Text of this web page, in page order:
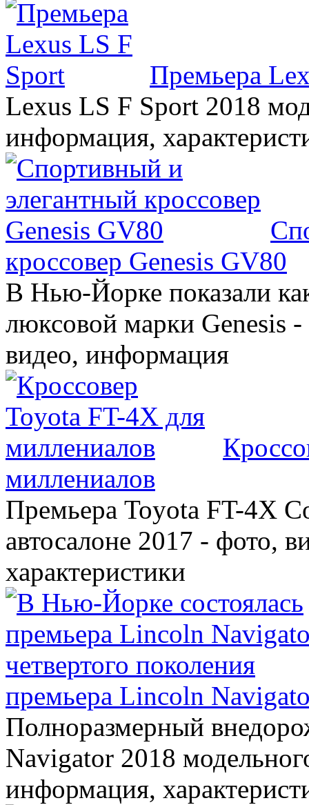
Премьера
Lexus LS F Sport 2018
информация,
кроссовер Genesis GV80
В Нью-Йорке показали
люксовой марки Genesis
видео, информация
миллениалов
Премьера Toyota FT-4X
автосалоне 2017 - фото,
характеристики
премьера Lincoln
Полноразмерный
Navigator 2018
информация,